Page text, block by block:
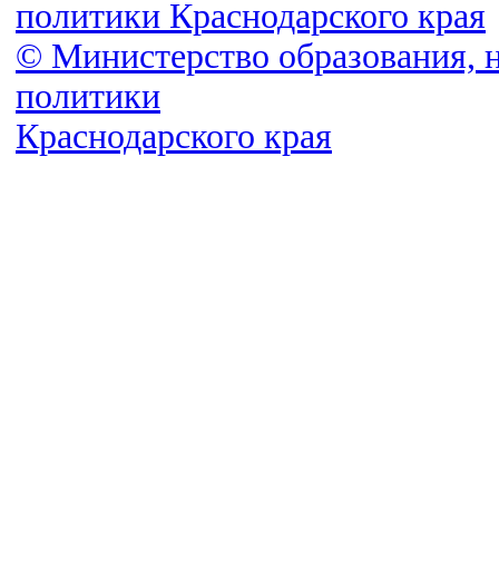
политики Краснодарского края
© Министерство образования,
политики
Краснодарского края